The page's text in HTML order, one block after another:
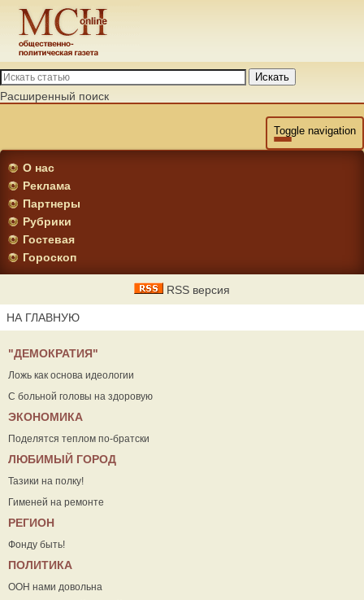
Искать
Расширенный поиск
Toggle navigation
О нас
Реклама
Партнеры
Рубрики
Гостевая
Гороскоп
RSS версия
НА ГЛАВНУЮ
"ДЕМОКРАТИЯ"
Ложь как основа идеологии
С больной головы на здоровую
ЭКОНОМИКА
Поделятся теплом по-братски
ЛЮБИМЫЙ ГОРОД
Тазики на полку!
Гименей на ремонте
РЕГИОН
Фонду быть!
ПОЛИТИКА
ООН нами довольна